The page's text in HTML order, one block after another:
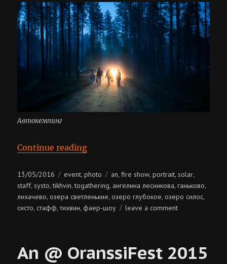
Автокемпинг
Continue reading“Solar Systo Togathering 2016”
Posted
on
13/05/2016 Categories
event,photo Tags
an,fire show,portrait, solar,
staff, systo,tikhvin,togathering, ангелина лесникова,ганьково,
лихачево,озера светленькие,озеро глубокое,озеро силос,
систо,стафф,тихвин,фаер-шоу leave a commenton
2016
An @ OranssiFest 2015